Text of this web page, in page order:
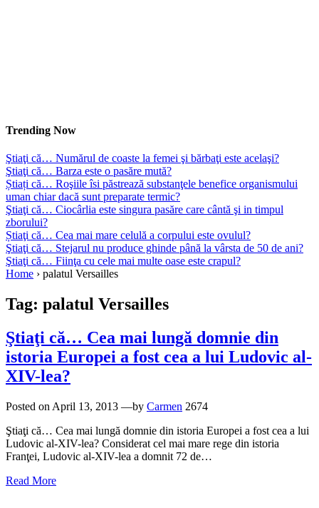
Trending Now
Ştiaţi că… Numărul de coaste la femei şi bărbaţi este acelaşi?
Ştiaţi că… Barza este o pasăre mută?
Știați că… Roşiile îsi păstrează substanţele benefice organismului
uman chiar dacă sunt preparate termic?
Ştiaţi că… Ciocârlia este singura pasăre care cântă şi in timpul
zborului?
Știaţi că… Cea mai mare celulă a corpului este ovulul?
Ştiaţi că… Stejarul nu produce ghinde până la vârsta de 50 de ani?
Ştiaţi că… Fiinţa cu cele mai multe oase este crapul?
Home › palatul Versailles
Tag: palatul Versailles
Ştiaţi că… Cea mai lungă domnie din
istoria Europei a fost cea a lui Ludovic al-
XIV-lea?
Posted on April 13, 2013 —by Carmen 2674
Ştiaţi că… Cea mai lungă domnie din istoria Europei a fost cea a lui
Ludovic al-XIV-lea? Considerat cel mai mare rege din istoria
Franţei, Ludovic al-XIV-lea a domnit 72 de…
Read More